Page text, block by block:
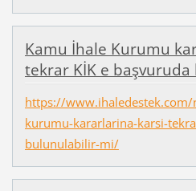
Kamu İhale Kurumu
tekrar KİK e
https://
kurumu-kararlarina-karsi-
bulunulabilir-mi/